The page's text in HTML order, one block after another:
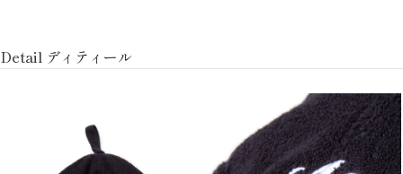
Detail ディティール